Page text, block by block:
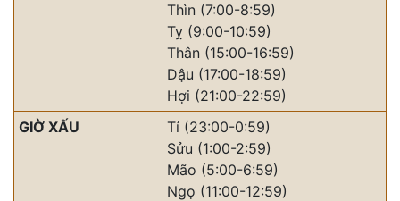
Thìn (7:00-8:59)
Tỵ (9:00-10:59)
Thân (15:00-16:59)
Dậu (17:00-18:59)
Hợi (21:00-22:59)
GIỜ XẤU
Tí (23:00-0:59)
Sửu (1:00-2:59)
Mão (5:00-6:59)
Ngọ (11:00-12:59)